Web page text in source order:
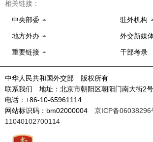
相关链接：
中央部委 驻外机构
地方外办 外交新媒
重要链接 干部考录
中华人民共和国外交部 版权所有
联系我们 地址：北京市朝阳区朝阳门南大街
电话：+86-10-65961114
网站标识码：bm02000004 京ICP备06038296
11040102700114